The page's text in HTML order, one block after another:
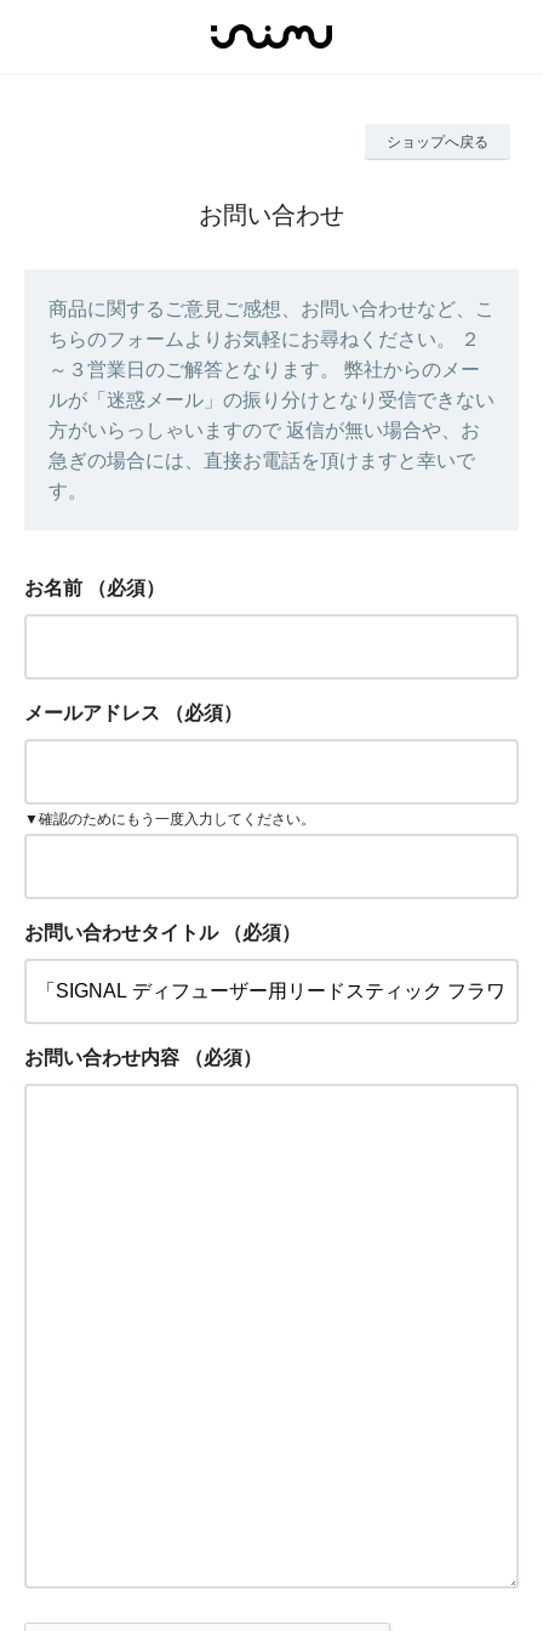
ショップへ戻る
お問い合わせ
商品に関するご意見ご感想、お問い合わせなど、こ
ちらのフォームよりお気軽にお尋ねください。 ２
～３営業日のご解答となります。 弊社からのメー
ルが「迷惑メール」の振り分けとなり受信できない
方がいらっしゃいますので 返信が無い場合や、お
急ぎの場合には、直接お電話を頂けますと幸いで
す。
お名前 （必須）
メールアドレス （必須）
▼確認のためにもう一度入力してください。
お問い合わせタイトル （必須）
お問い合わせ内容 （必須）